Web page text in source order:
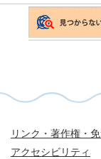
リンク・著作権・
アクセシビリティ